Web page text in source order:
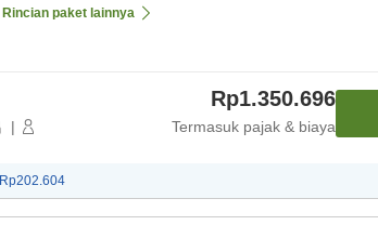
Rincian paket lainnya
|
Rp1.350.696
Termasuk pajak & biaya
Rp202.604